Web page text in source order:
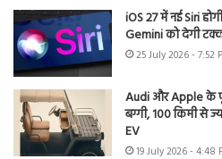
iOS 27 में नई Siri
Gemini को देगी
25 July 2026 - 7:52
Audi और Apple के
बग्गी, 100 किमी से
EV
19 July 2026 - 4:48